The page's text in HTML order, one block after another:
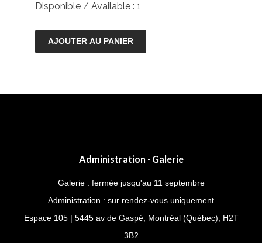
Disponible / Available : 1
quantité
de
fluide
AJOUTER AU PANIER
Administration · Galerie
Galerie : fermée jusqu'au 11 septembre
Administration : sur rendez-vous uniquement
Espace 105 | 5445 av de Gaspé, Montréal (Québec), H2T
3B2